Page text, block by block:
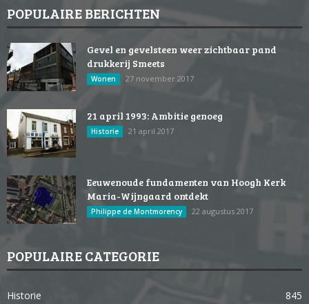
POPULAIRE BERICHTEN
Gevel en gevelsteen weer zichtbaar pand
drukkerij Smeets
Wonen 27 november 2017
21 april 1993: Ambitie genoeg
Historie 21 april 2017
Eeuwenoude fundamenten van Hoogh Kerk
Maria-Wijngaard ontdekt
Philippe de Montmorency 22 augustus 2017
POPULAIRE CATEGORIE
Historie 845